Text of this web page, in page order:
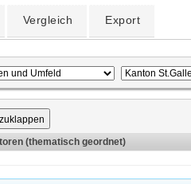
Vergleich Export
(thematisch geordnet)